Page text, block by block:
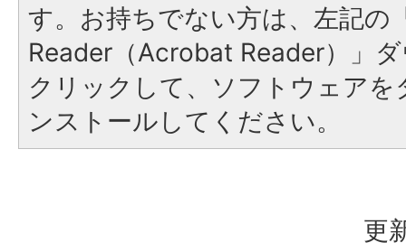
す。お持ちでない方は、左記の
Reader（Acrobat Reader）」
クリックして、ソフトウェア
ンストールしてください。
更